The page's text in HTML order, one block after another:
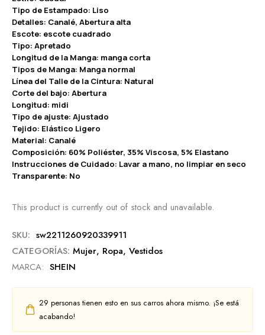
Tipo de Estampado: Liso
Detalles: Canalé, Abertura alta
Escote: escote cuadrado
Tipo: Apretado
Longitud de la Manga: manga corta
Tipos de Manga: Manga normal
Línea del Talle de la Cintura: Natural
Corte del bajo: Abertura
Longitud: midi
Tipo de ajuste: Ajustado
Tejido: Elástico Ligero
Material: Canalé
Composición: 60% Poliéster, 35% Viscosa, 5% Elastano
Instrucciones de Cuidado: Lavar a mano, no limpiar en seco
Transparente: No
This product is currently out of stock and unavailable.
SKU: sw2211260920339911
CATEGORÍAS: Mujer, Ropa, Vestidos
MARCA: SHEIN
29 personas tienen esto en sus carros ahora mismo. ¡Se está
acabando!